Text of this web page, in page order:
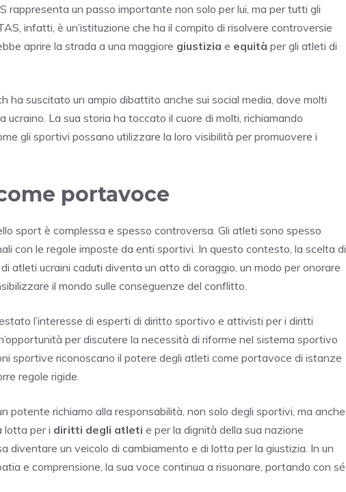
rappresenta un passo importante non solo per lui, ma per tutti gli
infatti, è un’istituzione che ha il compito di risolvere controversie
aprire la strada a una maggiore giustizia e equità per gli atleti di
ha suscitato un ampio dibattito anche sui social media, dove molti
ucraino. La sua storia ha toccato il cuore di molti, richiamando
gli sportivi possano utilizzare la loro visibilità per promuovere i
portavoce
sport è complessa e spesso controversa. Gli atleti sono spesso
con le regole imposte da enti sportivi. In questo contesto, la scelta di
atleti ucraini caduti diventa un atto di coraggio, un modo per onorare
il mondo sulle conseguenze del conflitto.
l’interesse di esperti di diritto sportivo e attivisti per i diritti
per discutere la necessità di riforme nel sistema sportivo
sportive riconoscano il potere degli atleti come portavoce di istanze
regole rigide.
potente richiamo alla responsabilità, non solo degli sportivi, ma anche
lotta per i diritti degli atleti e per la dignità della sua nazione
diventare un veicolo di cambiamento e di lotta per la giustizia. In un
e comprensione, la sua voce continua a risuonare, portando con sé